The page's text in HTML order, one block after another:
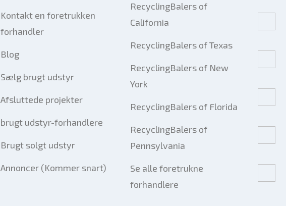
Kontakt en foretrukken
forhandler
Blog
Sælg brugt udstyr
Afsluttede projekter
brugt udstyr-forhandlere
Brugt solgt udstyr
Annoncer (Kommer snart)
RecyclingBalers of
California
RecyclingBalers of Texas
RecyclingBalers of New
York
RecyclingBalers of Florida
RecyclingBalers of
Pennsylvania
Se alle foretrukne
forhandlere